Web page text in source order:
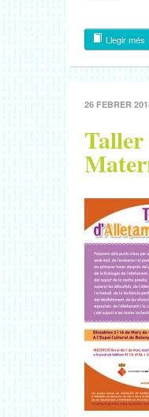
Llegir més
26 FEBRER